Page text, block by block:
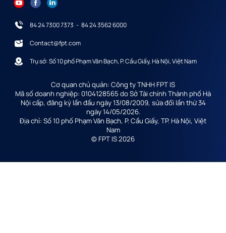
84 24 7300 7373 - 84 24 3562 6000
Contact@fpt.com
Trụ sở: Số 10 phố Phạm Văn Bạch, P. Cầu Giấy, Hà Nội, Việt Nam
Cơ quan chủ quản: Công ty TNHH FPT IS
Mã số doanh nghiệp: 0104128565 do Sở Tài chính Thành phố Hà
Nội cấp, đăng ký lần đầu ngày 13/08/2009, sửa đổi lần thứ 34
ngày 14/05/2026.
Địa chỉ: Số 10 phố Phạm Văn Bạch, P. Cầu Giấy, TP. Hà Nội, Việt
Nam
© FPT IS 2026